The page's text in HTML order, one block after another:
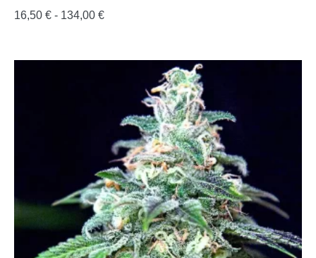
16,50 € - 134,00 €